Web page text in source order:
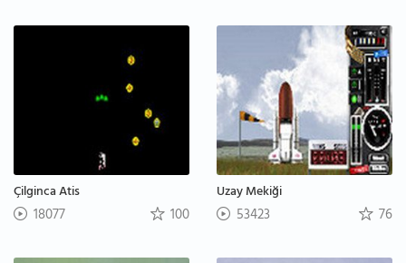
Çilginca Atis
18077 100
Uzay Mekiği
53423 76